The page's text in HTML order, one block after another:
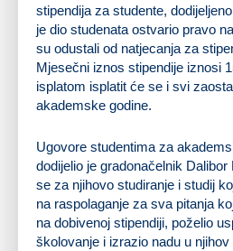
stipendija za studente,
je dio studenata ostvario pravo
su odustali od natjecanja za
Mjesečni iznos stipendije iznosi
isplatom isplatit će se i svi
akademske godine.
Ugovore studentima za
dodijelio je gradonačelnik
se za njihovo studiranje i studij
na raspolaganje za sva pitanja
na dobivenoj stipendiji, poželio
školovanje i izrazio nadu u